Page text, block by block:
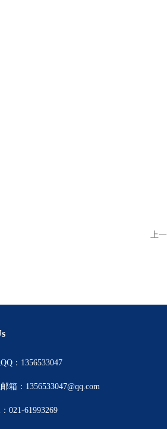
上
：1356533047
箱：1356533047@qq.com
021-61993269